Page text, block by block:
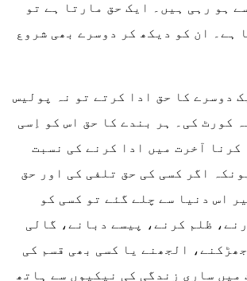
ہو رہی ہیں۔ ایک حق مارتا ہے تو
ہے۔ ان کو دیکھ کر دوسرے بھی شروع
دوسرے کا حق ادا کرتے تو نہ پولیس
کورٹ کی۔ ہر بندے کا حق اس کو اِسی
کرنا آخرت میں ادا کرنے کی نسبت
اگر کسی کی حق تلفی کی اور حق
اس دنیا سے چلے گئے تو کسی کو
ظلم کرنے، پیسے دبانے، گالی
الجھنے یا کسی بھی قسم کی
میں ساری زندگی کی نیکیوں سے ہاتھ